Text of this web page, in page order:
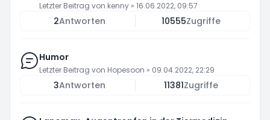
Letzter Beitrag von kenny » 16.06.2022, 09:57
2Antworten 10555Zugriffe
Humor
Letzter Beitrag von Hopesoon » 09.04.2022, 22:29
3Antworten 11381Zugriffe